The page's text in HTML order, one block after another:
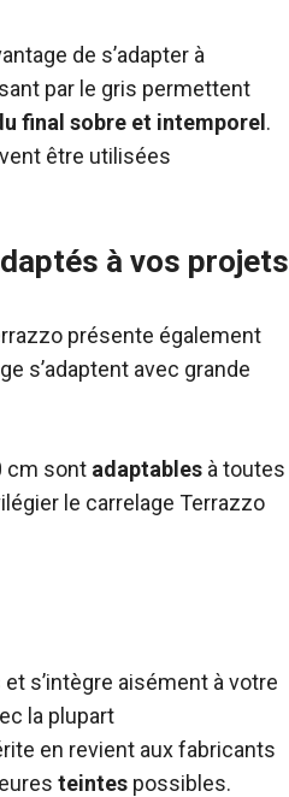
de s’adapter à
par le gris permettent
final sobre et intemporel .
être utilisées
à vos projets
présente également
s’adaptent avec grande
cm sont adaptables à toutes
le carrelage Terrazzo
s’intègre aisément à votre
la plupart
en revient aux fabricants
teintes possibles.